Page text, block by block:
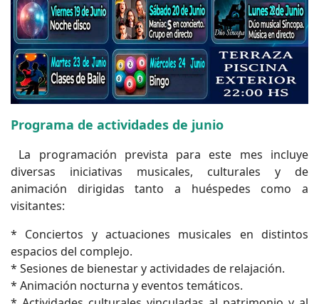
Programa de actividades de junio
La programación prevista para este mes incluye
diversas iniciativas musicales, culturales y de
animación dirigidas tanto a huéspedes como a
visitantes:
* Conciertos y actuaciones musicales en distintos
espacios del complejo.
* Sesiones de bienestar y actividades de relajación.
* Animación nocturna y eventos temáticos.